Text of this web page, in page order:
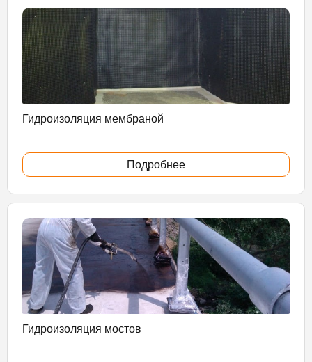
Гидроизоляция мембраной
Подробнее
Гидроизоляция мостов